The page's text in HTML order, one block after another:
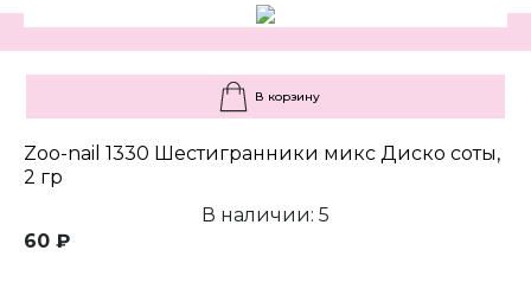
В корзину
Zoo-nail 1330 Шестигранники микс Диско соты,
2 гр
В наличии: 5
60 ₽